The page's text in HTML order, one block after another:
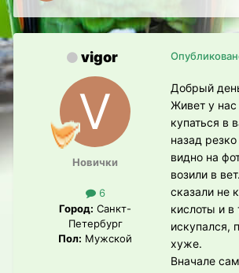
vigor
Новички
6
Город: Санкт-
Петербург
Пол: Мужской
Добрый
Живет у
купаться в
назад
видно на
возили в
сказали не
кислоты и в
искупался,
хуже.
Вначале